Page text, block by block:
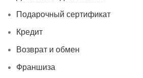
Подарочный сертификат
Кредит
Возврат и обмен
Франшиза